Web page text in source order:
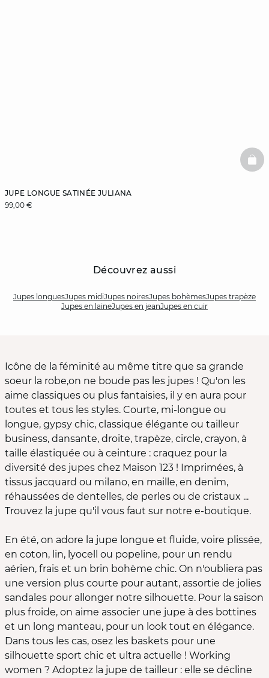
JUPE LONGUE SATINÉE JULIANA
99,00 €
Découvrez aussi
Jupes longuesJupes midiJupes noiresJupes bohèmesJupes trapèze
Jupes en laineJupes en jeanJupes en cuir
Icône de la féminité au même titre que sa grande
soeur la robe,on ne boude pas les jupes ! Qu'on les
aime classiques ou plus fantaisies, il y en aura pour
toutes et tous les styles. Courte, mi-longue ou
longue, gypsy chic, classique élégante ou tailleur
business, dansante, droite, trapèze, circle, crayon, à
taille élastiquée ou à ceinture : craquez pour la
diversité des jupes chez Maison 123 ! Imprimées, à
tissus jacquard ou milano, en maille, en denim,
réhaussées de dentelles, de perles ou de cristaux ...
Trouvez la jupe qu'il vous faut sur notre e-boutique.
En été, on adore la jupe longue et fluide, voire plissée,
en coton, lin, lyocell ou popeline, pour un rendu
aérien, frais et un brin bohème chic. On n'oubliera pas
une version plus courte pour autant, assortie de jolies
sandales pour allonger notre silhouette. Pour la saison
plus froide, on aime associer une jupe à des bottines
et un long manteau, pour un look tout en élégance.
Dans tous les cas, osez les baskets pour une
silhouette sport chic et ultra actuelle ! Working
women ? Adoptez la jupe de tailleur : elle se décline